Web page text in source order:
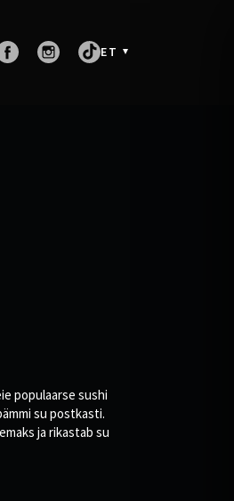
ET
populaarse sushi
su postkasti.
ja rikastab su